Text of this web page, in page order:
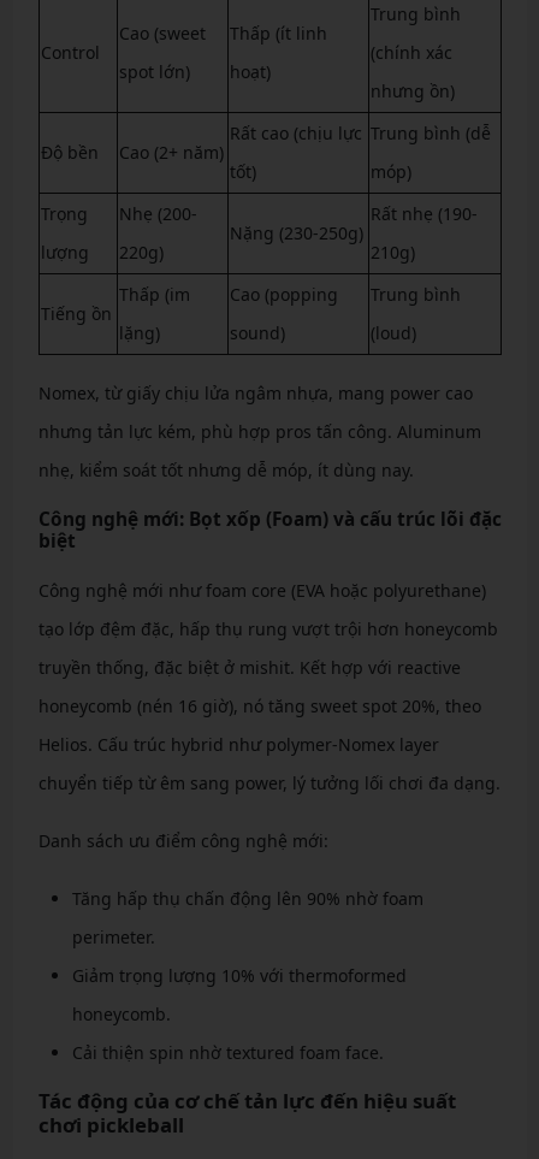
Control
Cao (sweet
spot lớn)
Thấp (ít linh
hoạt)
Trung bình
(chính xác
nhưng ồn)
Độ bền Cao (2+ năm)
Rất cao (chịu lực
tốt)
Trung bình (dễ
móp)
Trọng
lượng
Nhẹ (200-
220g)
Nặng (230-250g)
Rất nhẹ (190-
210g)
Tiếng ồn
Thấp (im
lặng)
Cao (popping
sound)
Trung bình
(loud)
Nomex, từ giấy chịu lửa ngâm nhựa, mang power cao
nhưng tản lực kém, phù hợp pros tấn công. Aluminum
nhẹ, kiểm soát tốt nhưng dễ móp, ít dùng nay.
Công nghệ mới: Bọt xốp (Foam) và cấu trúc lõi đặc
biệt
Công nghệ mới như foam core (EVA hoặc polyurethane)
tạo lớp đệm đặc, hấp thụ rung vượt trội hơn honeycomb
truyền thống, đặc biệt ở mishit. Kết hợp với reactive
honeycomb (nén 16 giờ), nó tăng sweet spot 20%, theo
Helios. Cấu trúc hybrid như polymer-Nomex layer
chuyển tiếp từ êm sang power, lý tưởng lối chơi đa dạng.
Danh sách ưu điểm công nghệ mới:
Tăng hấp thụ chấn động lên 90% nhờ foam
perimeter.
Giảm trọng lượng 10% với thermoformed
honeycomb.
Cải thiện spin nhờ textured foam face.
Tác động của cơ chế tản lực đến hiệu suất
chơi pickleball